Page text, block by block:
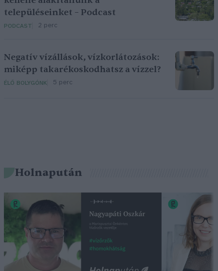
településeinket – Podcast
PODCAST 2 perc
Negatív vízállások, vízkorlátozások:
miképp takarékoskodhatsz a vízzel?
ÉLŐ BOLYGÓNK 5 perc
Holnapután